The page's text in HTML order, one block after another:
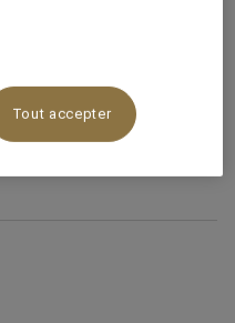
réceptions
extérieur
Tout accepter